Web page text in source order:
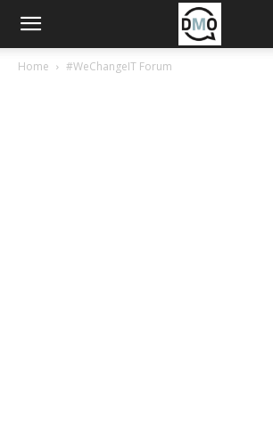
Home #WeChangeIT Forum